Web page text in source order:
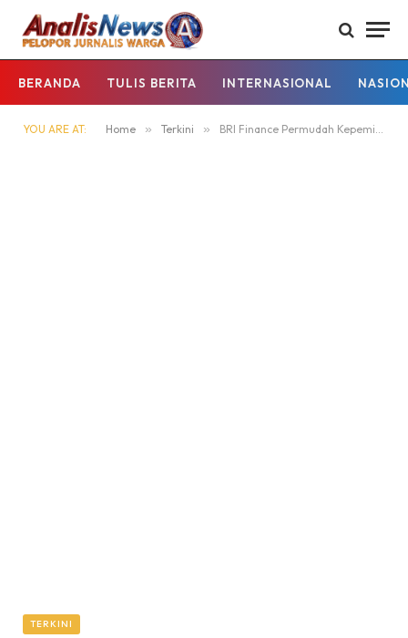
BERANDA TULIS BERITA INTERNASIONAL
YOU ARE AT: Home » Terkini » BRI Finance Permudah Kepemilikan Mobil Baru Lewat KKB dengan Bunga Mulai 3,97%
TERKINI